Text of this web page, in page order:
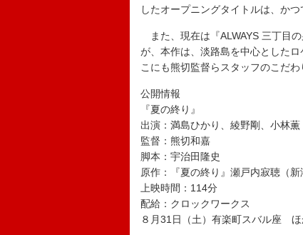
したオープニングタイトルは、か
また、現在は『ALWAYS 三丁目
が、本作は、淡路島を中心とした
こにも熊切監督らスタッフのこだわ
公開情報
『夏の終り』
出演：満島ひかり、綾野剛、小林薫
監督：熊切和嘉
脚本：宇治田隆史
原作：『夏の終り』瀬戸内寂聴（新
上映時間：114分
配給：クロックワークス
８月31日（土）有楽町スバル座 ほ